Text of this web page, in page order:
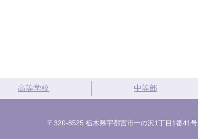
高等学校 中等部
〒320-8525 栃木県宇都宮市一の沢1丁目1番41号